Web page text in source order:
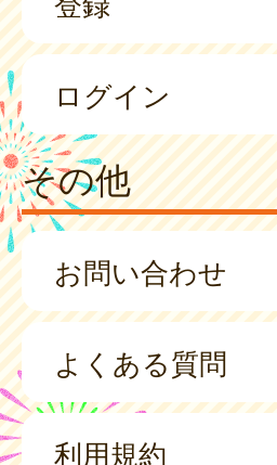
ログイン
その他
お問い合わせ
よくある質問
利用規約